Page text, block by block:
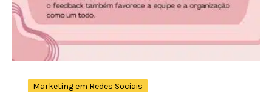
SWAS/SAAS
Marketing em Redes Sociais